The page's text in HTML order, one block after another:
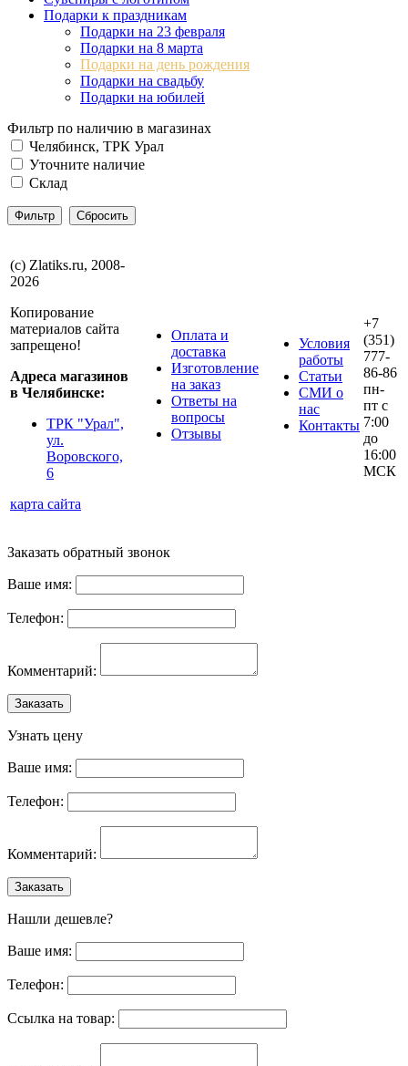
Подарки к праздникам
Подарки на 23 февраля
Подарки на 8 марта
Подарки на день рождения
Подарки на свадьбу
Подарки на юбилей
Фильтр по наличию в магазинах
Челябинск, ТРК Урал
Уточните наличие
Склад
(с) Zlatiks.ru, 2008-
2026
Копирование
материалов сайта
запрещено!
Адреса магазинов
в Челябинске:
ТРК "Урал",
ул.
Воровского,
6
карта сайта
Оплата и
доставка
Изготовление
на заказ
Ответы на
вопросы
Отзывы
Условия
работы
Статьи
СМИ о
нас
Контакты
+7
(351)
777-
86-86
пн-
пт с
7:00
до
16:00
МСК
Заказать обратный звонок
Ваше имя:
Телефон:
Комментарий:
Заказать
Узнать цену
Ваше имя:
Телефон:
Комментарий:
Заказать
Нашли дешевле?
Ваше имя:
Телефон:
Ссылка на товар: